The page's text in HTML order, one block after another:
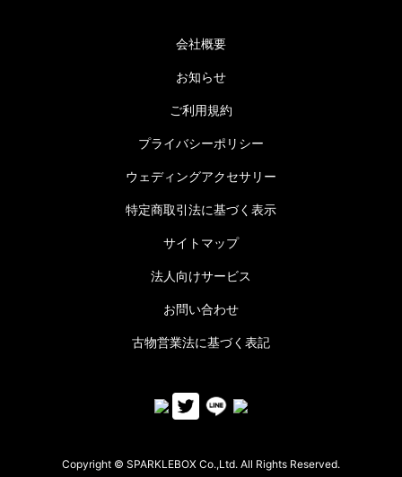
会社概要
お知らせ
ご利用規約
プライバシーポリシー
ウェディングアクセサリー
特定商取引法に基づく表示
サイトマップ
法人向けサービス
お問い合わせ
古物営業法に基づく表記
Copyright © SPARKLEBOX Co.,Ltd. All Rights Reserved.